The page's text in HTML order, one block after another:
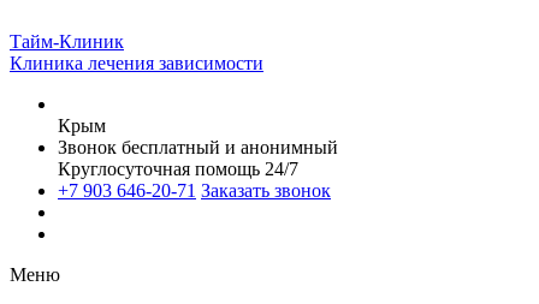
Тайм-Клиник
Клиника лечения зависимости
Крым
Звонок бесплатный и анонимный
Круглосуточная помощь 24/7
+7 903 646-20-71 Заказать звонок
Меню